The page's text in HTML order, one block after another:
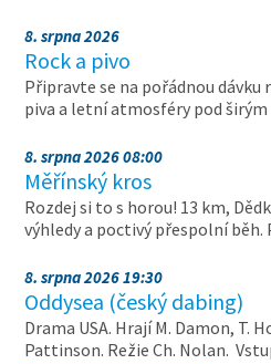
8. srpna 2026
Rock a pivo
Připravte se na pořádnou dávku
piva a letní atmosféry pod
8. srpna 2026 08:00
Měřínský kros
Rozdej si to s horou! 13 km,
výhledy a poctivý přespolní
8. srpna 2026 19:30
Oddysea (český dabing)
Drama USA. Hrají M. Damon, T.
Pattinson. Režie Ch. Nolan.